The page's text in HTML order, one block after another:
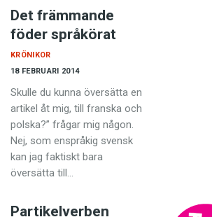
Det främmande
föder språkörat
18 FEBRUARI 2014
KRÖNIKOR
Skulle du kunna översätta en
artikel åt mig, till franska och
polska?” frågar mig någon.
Nej, som enspråkig svensk
kan jag faktiskt bara
översätta till…
Partikelverben